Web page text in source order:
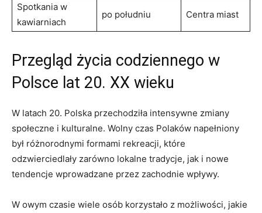
Spotkania w
kawiarniach
po ‌południu Centra miast
Przegląd‍ życia codziennego‌ w
Polsce lat 20. XX wieku
W latach 20. Polska przechodziła intensywne zmiany
społeczne i kulturalne. Wolny czas Polaków napełniony
‌był różnorodnymi formami​ rekreacji, które
odzwierciedlały zarówno lokalne tradycje, jak i nowe
tendencje wprowadzane przez zachodnie⁣ wpływy.
W owym czasie wiele ​osób korzystało z możliwości, jakie